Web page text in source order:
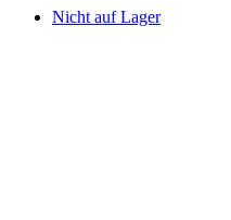
Nicht auf Lager